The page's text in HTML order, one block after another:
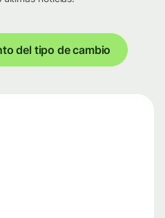
del tipo de cambio